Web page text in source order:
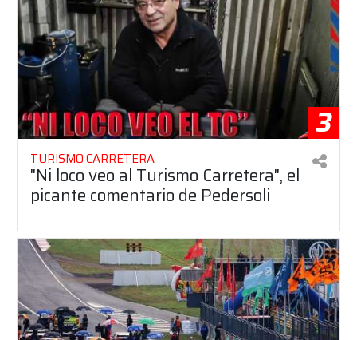
3
TURISMO CARRETERA
"Ni loco veo al Turismo Carretera", el
picante comentario de Pedersoli